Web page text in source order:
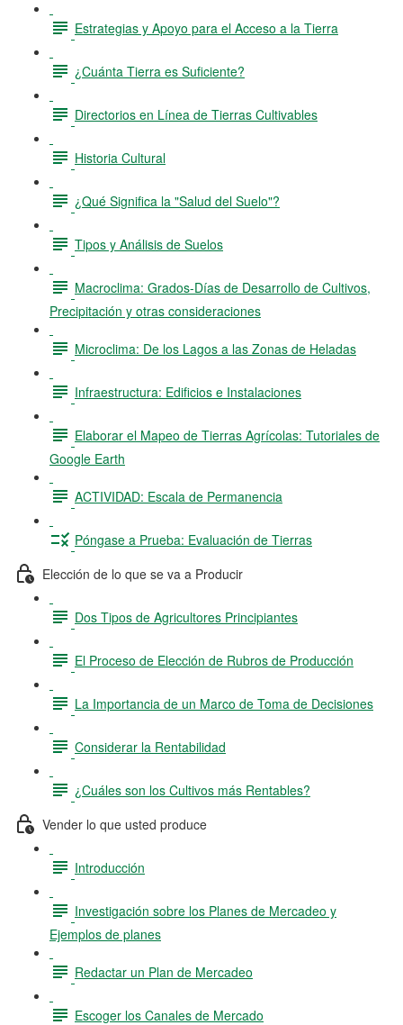
Estrategias y Apoyo para el Acceso a la Tierra
¿Cuánta Tierra es Suficiente?
Directorios en Línea de Tierras Cultivables
Historia Cultural
¿Qué Significa la "Salud del Suelo"?
Tipos y Análisis de Suelos
Macroclima: Grados-Días de Desarrollo de Cultivos,
Precipitación y otras consideraciones
Microclima: De los Lagos a las Zonas de Heladas
Infraestructura: Edificios e Instalaciones
Elaborar el Mapeo de Tierras Agrícolas: Tutoriales de
Google Earth
ACTIVIDAD: Escala de Permanencia
Póngase a Prueba: Evaluación de Tierras
Elección de lo que se va a Producir
Dos Tipos de Agricultores Principiantes
El Proceso de Elección de Rubros de Producción
La Importancia de un Marco de Toma de Decisiones
Considerar la Rentabilidad
¿Cuáles son los Cultivos más Rentables?
Vender lo que usted produce
Introducción
Investigación sobre los Planes de Mercadeo y
Ejemplos de planes
Redactar un Plan de Mercadeo
Escoger los Canales de Mercado